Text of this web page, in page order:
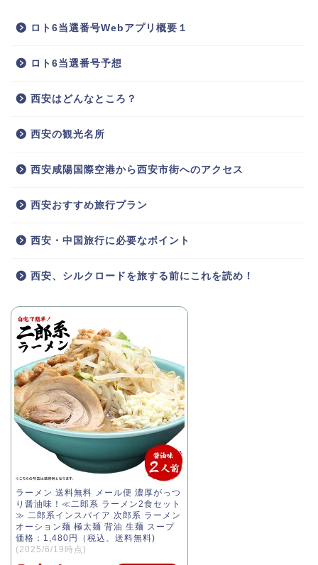
ロト6当選番号Webアプリ概要１
ロト6当選番号予想
西安はどんなところ？
西安の観光名所
西安咸陽国際空港から西安市街へのアクセス
西安おすすめ旅行プラン
西安・中国旅行に必要なポイント
西安、シルクロードを旅する前にこれを読め！
ラーメン 送料無料 メール便 濃厚がっつ
り醤油味！≪二郎系 ラーメン2食セット
≫ 二郎系インスパイア 次郎系 ラーメン
オーション麺 極太麺 背油 生麺 スープ
価格：1,480円（税込、送料無料)
(2025/6/19時点)